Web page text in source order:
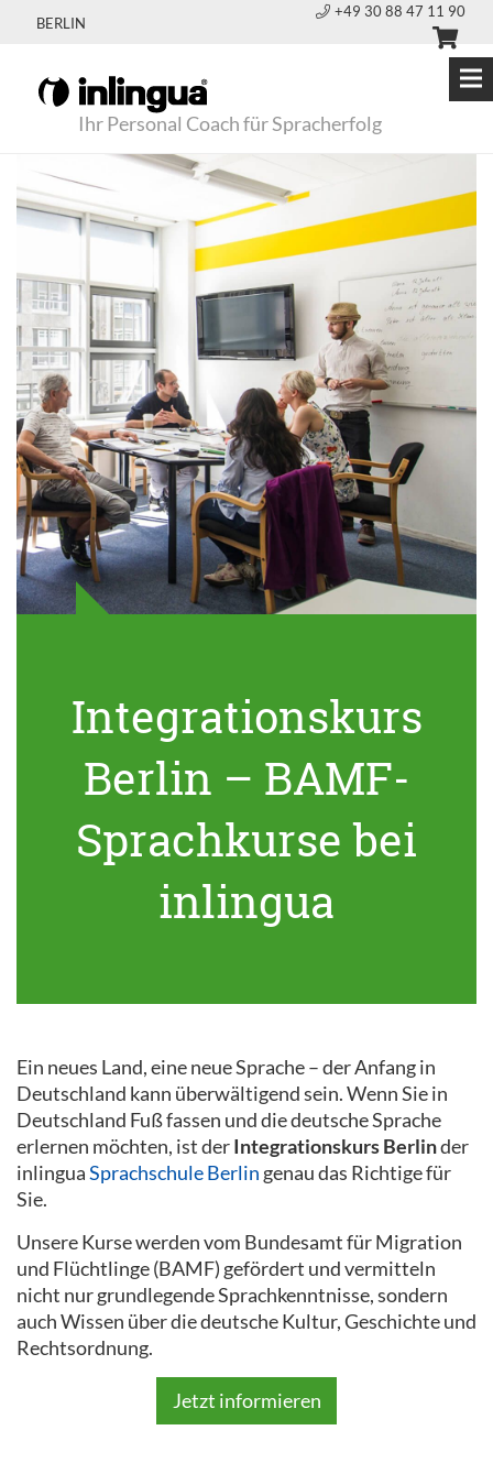
BERLIN
+49 30 88 47 11 90
Ihr Personal Coach für Spracherfolg
Integrationskurs
Berlin – BAMF-
Sprachkurse bei
inlingua
Ein neues Land, eine neue Sprache – der Anfang in
Deutschland kann überwältigend sein. Wenn Sie in
Deutschland Fuß fassen und die deutsche Sprache
erlernen möchten, ist derIntegrationskurs Berlinder
inlinguaSprachschule Berlin genau das Richtige für
Sie.
Unsere Kurse werden vom Bundesamt für Migration
und Flüchtlinge (BAMF) gefördert und vermitteln
nicht nur grundlegende Sprachkenntnisse, sondern
auch Wissen über die deutsche Kultur, Geschichte und
Rechtsordnung.
Jetzt informieren